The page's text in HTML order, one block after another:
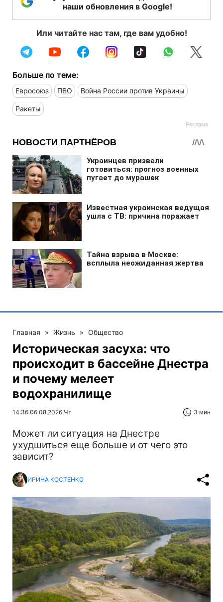
наши обновления в Google!
Или читайте нас там, где вам удобно!
Больше по теме:
Евросоюз ПВО Война России против Украины
Ракеты
Главная » Жизнь » Общество
Историческая засуха: что
происходит в бассейне Днестра
и почему мелеет
водохранилище
14:36 06.08.2026 Чт 3 мин
Может ли ситуация на Днестре
ухудшиться еще больше и от чего это
зависит?
ИРИНА КОСТЕНКО